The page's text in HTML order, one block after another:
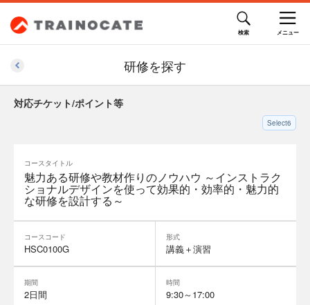
研修を探す
対応チケット/ポイント等
Select6
コースタイトル
魅力ある研修や教材作りのノウハウ ～インストラク
ショナルデザインを使って効果的・効率的・魅力的
な研修を設計する～
コースコード
HSC0100G
形式
講義＋演習
期間
2日間
時間
9:30～17:00